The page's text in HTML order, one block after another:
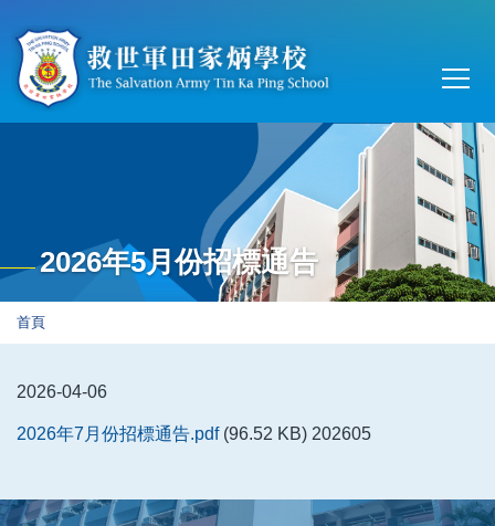
Main
2026年5月份招標通告
導
連
結
首頁
2026-04-06
2026年7月份招標通告.pdf (96.52 KB) 202605